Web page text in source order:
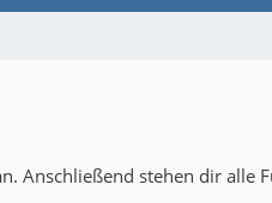
Anschließend stehen dir alle